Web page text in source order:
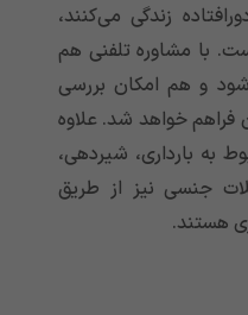
زندگی می‌کنند،
با مشاوره تلفنی هم
و هم امکان بررسی
فراهم خواهد شد. علاوه
به بارداری، شیردهی،
جنسی نیز از طریق
هستند.